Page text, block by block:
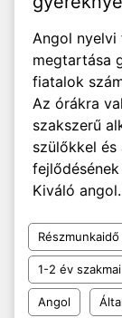
Angol
megtartása
fiatalok
Az órákra
szakszerű
szülőkkel
Kiváló
1-2 év
Angol